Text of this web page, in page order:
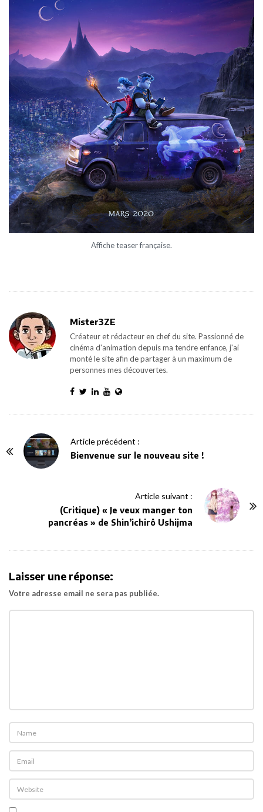
Affiche teaser française.
Mister3ZE
Créateur et rédacteur en chef du site. Passionné de
cinéma d'animation depuis ma tendre enfance, j'ai
monté le site afin de partager à un maximum de
personnes mes découvertes.
Article précédent :
Bienvenue sur le nouveau site !
Article suivant :
(Critique) « Je veux manger ton
pancréas » de Shin’ichirô Ushijma
Laisser une réponse:
Votre adresse email ne sera pas publiée.